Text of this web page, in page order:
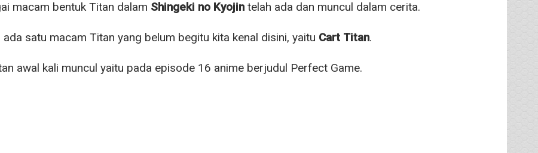
macam bentuk Titan dalam Shingeki no Kyojintelah ada dan muncul dalam cerita.
ada satu macam Titan yang belum begitu kita kenal disini, yaitu Cart Titan.
awal kali muncul yaitu pada episode 16 anime berjudul Perfect Game.